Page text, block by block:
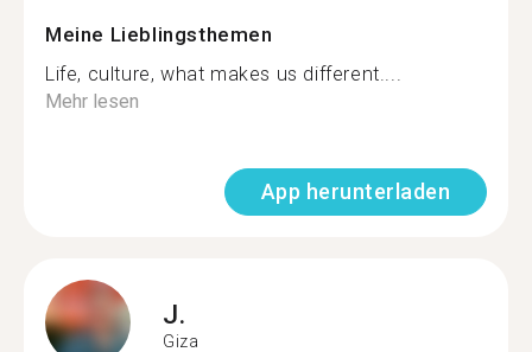
Meine Lieblingsthemen
Life, culture, what makes us different....
Mehr lesen
App herunterladen
J.
Giza